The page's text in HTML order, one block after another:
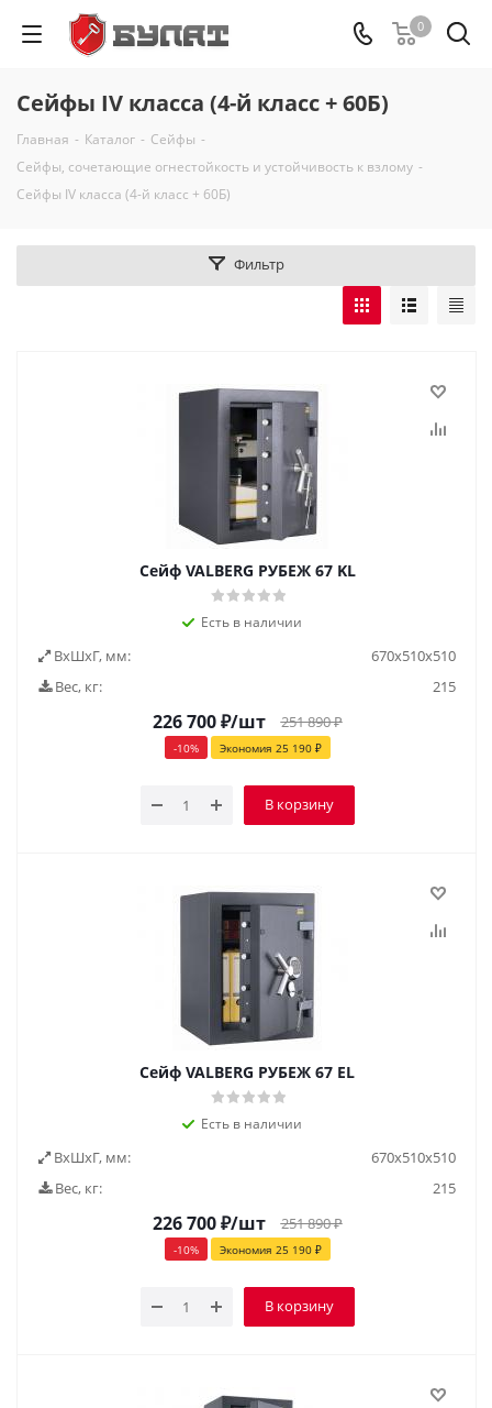
0
Сейфы IV класса (4-й класс + 60Б)
Главная - Каталог - Сейфы -
Сейфы, сочетающие огнестойкость и устойчивость к взлому -
Сейфы IV класса (4-й класс + 60Б)
Фильтр
Сейф VALBERG РУБЕЖ 67 KL
Есть в наличии
ВxШxГ, мм:
670х510х510
Вес, кг:
215
226 700₽/шт 251 890₽
-10% Экономия 25 190₽
В корзину
Сейф VALBERG РУБЕЖ 67 EL
Есть в наличии
ВxШxГ, мм:
670х510х510
Вес, кг:
215
226 700₽/шт 251 890₽
-10% Экономия 25 190₽
В корзину